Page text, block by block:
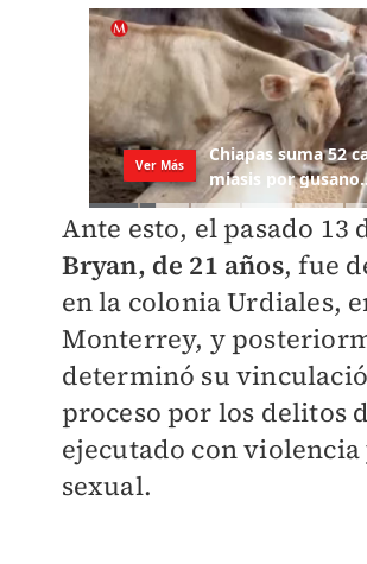
Ante esto, el pasado 13
Bryan, de 21 años, fue
en la colonia Urdiales,
Monterrey, y
determinó su
proceso por los delitos
ejecutado con violencia
sexual.